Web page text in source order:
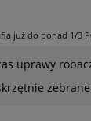
już do ponad 1/3
uprawy